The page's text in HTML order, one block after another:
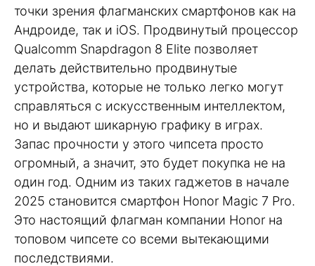
точки зрения флагманских смартфонов как на
Андроиде, так и iOS. Продвинутый процессор
Qualcomm Snapdragon 8 Elite позволяет
делать действительно продвинутые
устройства, которые не только легко могут
справляться с искусственным интеллектом,
но и выдают шикарную графику в играх.
Запас прочности у этого чипсета просто
огромный, а значит, это будет покупка не на
один год. Одним из таких гаджетов в начале
2025 становится смартфон Honor Magic 7 Pro.
Это настоящий флагман компании Honor на
топовом чипсете со всеми вытекающими
последствиями.